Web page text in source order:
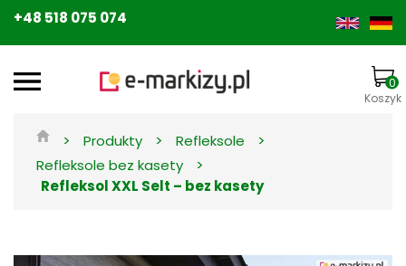
+48 518 075 074
0
Koszyk
> Produkty > Refleksole >
Refleksole bez kasety >
Refleksol XXL Selt – bez kasety